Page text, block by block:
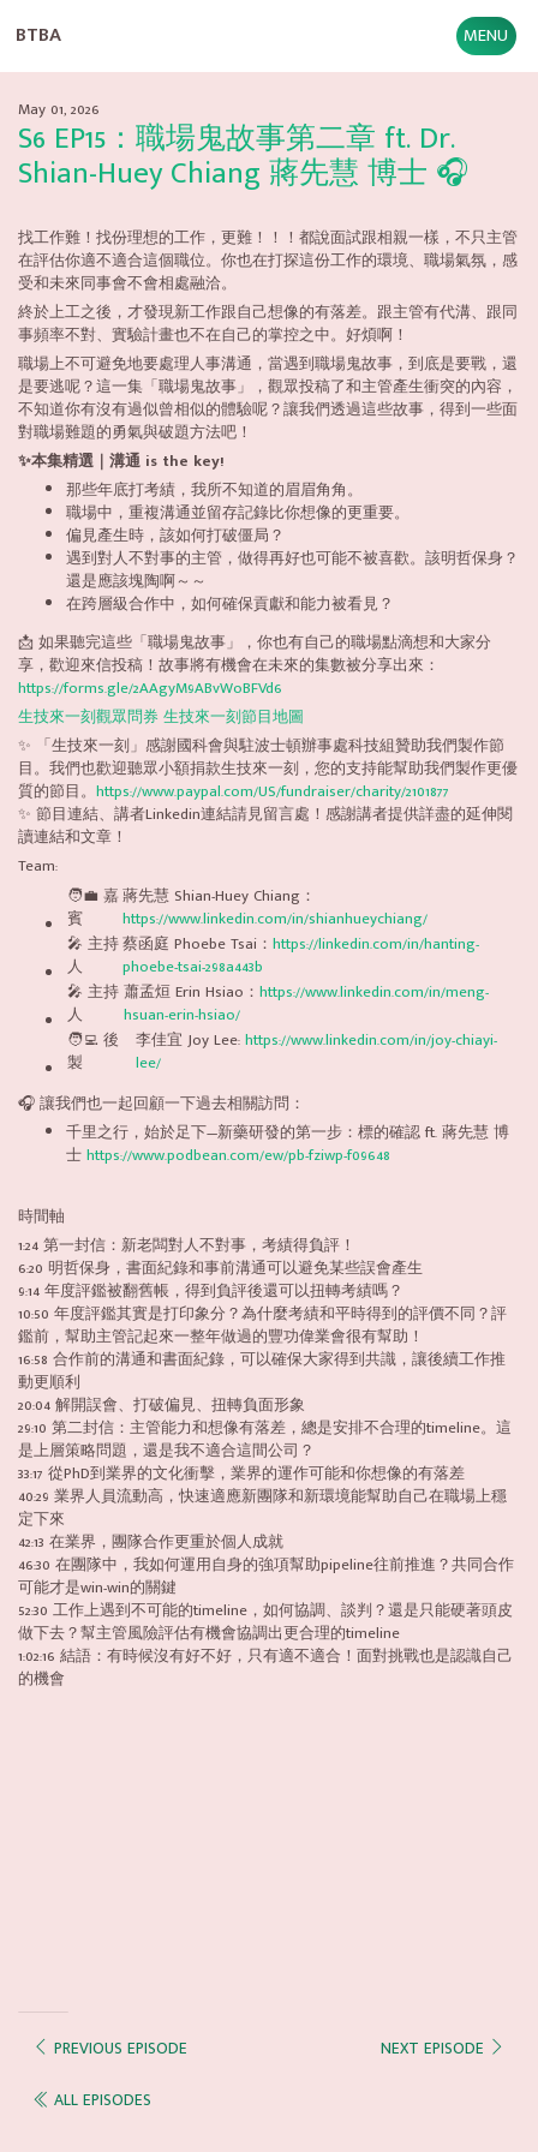
BTBA MENU
May 01, 2026
S6 EP15：職場鬼故事第二章 ft. Dr.
Shian-Huey Chiang 蔣先慧 博士 🎧
找工作難！找份理想的工作，更難！！！都說面試跟相親一樣，不只主管
在評估你適不適合這個職位。你也在打探這份工作的環境、職場氣氛，感
受和未來同事會不會相處融洽。
終於上工之後，才發現新工作跟自己想像的有落差。跟主管有代溝、跟同
事頻率不對、實驗計畫也不在自己的掌控之中。好煩啊！
職場上不可避免地要處理人事溝通，當遇到職場鬼故事，到底是要戰，還
是要逃呢？這一集「職場鬼故事」，觀眾投稿了和主管產生衝突的內容，
不知道你有沒有過似曾相似的體驗呢？讓我們透過這些故事，得到一些面
對職場難題的勇氣與破題方法吧！
✨本集精選｜溝通 is the key!
那些年底打考績，我所不知道的眉眉角角。
職場中，重複溝通並留存記錄比你想像的更重要。
偏見產生時，該如何打破僵局？
遇到對人不對事的主管，做得再好也可能不被喜歡。該明哲保身？
還是應該塊陶啊～～
在跨層級合作中，如何確保貢獻和能力被看見？
📩 如果聽完這些「職場鬼故事」，你也有自己的職場點滴想和大家分
享，歡迎來信投稿！故事將有機會在未來的集數被分享出來：
https://forms.gle/2AAgyM9ABvWoBFVd6
生技來一刻觀眾問券生技來一刻節目地圖
✨ 「生技來一刻」感謝國科會與駐波士頓辦事處科技組贊助我們製作節
目。我們也歡迎聽眾小額捐款生技來一刻，您的支持能幫助我們製作更優
質的節目。 https://www.paypal.com/US/fundraiser/charity/2101877
✨ 節目連結、講者Linkedin連結請見留言處！感謝講者提供詳盡的延伸閱
讀連結和文章！
Team:
🧑‍💼 嘉
賓
蔣先慧 Shian-Huey Chiang：
https://www.linkedin.com/in/shianhueychiang/
🎤 主持
人
蔡函庭 Phoebe Tsai： https://linkedin.com/in/hanting-
phoebe-tsai-298a443b
🎤 主持
人
蕭孟烜 Erin Hsiao： https://www.linkedin.com/in/meng-
hsuan-erin-hsiao/
🧑‍💻 後
製
李佳宜 Joy Lee:https://www.linkedin.com/in/joy-chiayi-
lee/
🎧 讓我們也一起回顧一下過去相關訪問：
千里之行，始於足下—新藥研發的第一步：標的確認 ft. 蔣先慧 博
士https://www.podbean.com/ew/pb-fziwp-f09648
時間軸
1:24 第一封信：新老闆對人不對事，考績得負評！
6:20 明哲保身，書面紀錄和事前溝通可以避免某些誤會產生
9:14 年度評鑑被翻舊帳，得到負評後還可以扭轉考績嗎？
10:50 年度評鑑其實是打印象分？為什麼考績和平時得到的評價不同？評
鑑前，幫助主管記起來一整年做過的豐功偉業會很有幫助！
16:58 合作前的溝通和書面紀錄，可以確保大家得到共識，讓後續工作推
動更順利
20:04 解開誤會、打破偏見、扭轉負面形象
29:10 第二封信：主管能力和想像有落差，總是安排不合理的timeline。這
是上層策略問題，還是我不適合這間公司？
33:17 從PhD到業界的文化衝擊，業界的運作可能和你想像的有落差
40:29 業界人員流動高，快速適應新團隊和新環境能幫助自己在職場上穩
定下來
42:13 在業界，團隊合作更重於個人成就
46:30 在團隊中，我如何運用自身的強項幫助pipeline往前推進？共同合作
可能才是win-win的關鍵
52:30 工作上遇到不可能的timeline，如何協調、談判？還是只能硬著頭皮
做下去？幫主管風險評估有機會協調出更合理的timeline
1:02:16 結語：有時候沒有好不好，只有適不適合！面對挑戰也是認識自己
的機會
PREVIOUS EPISODE
NEXT EPISODE
ALL EPISODES